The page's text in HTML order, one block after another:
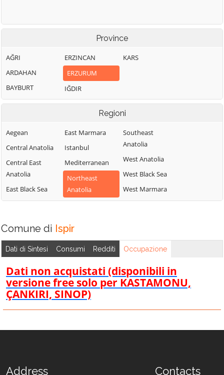
Province
AĞRI
ARDAHAN
BAYBURT
ERZINCAN
ERZURUM
IĞDIR
KARS
Regioni
Aegean
Central Anatolia
Central East
Anatolia
East Black Sea
East Marmara
Istanbul
Mediterranean
Northeast
Anatolia
Southeast
Anatolia
West Anatolia
West Black Sea
West Marmara
Comune di Ispir
Dati di Sintesi Consumi Redditi Occupazione
Dati non acquistati (disponibili in
versione free solo per KASTAMONU,
ÇANKIRI, SINOP)
Address Contacts